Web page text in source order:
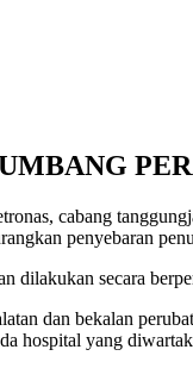
cabang
penyebaran
dilakukan secara
dan bekalan
hospital yang